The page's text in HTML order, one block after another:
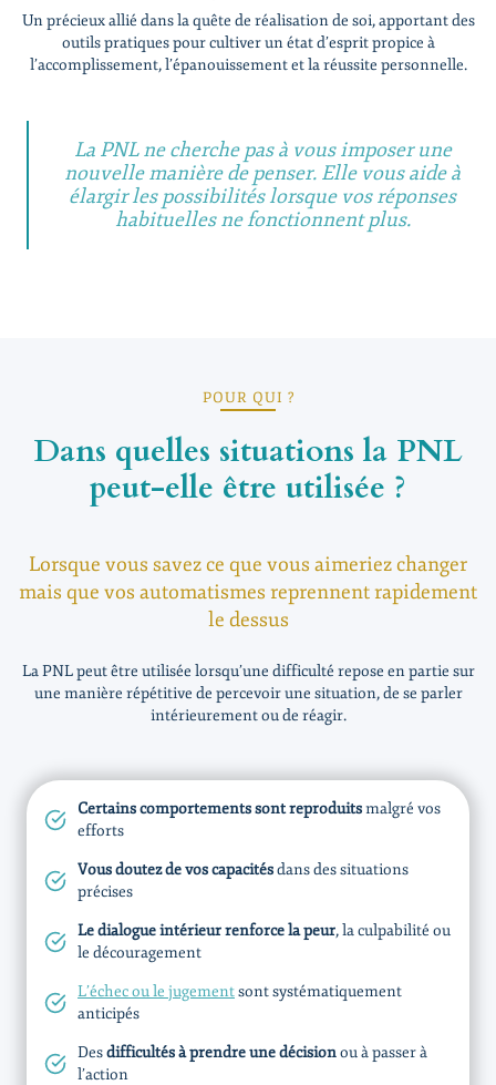
Un précieux allié dans la quête de réalisation de soi, apportant des
outils pratiques pour cultiver un état d’esprit propice à
l’accomplissement, l’épanouissement et la réussite personnelle.
La PNL ne cherche pas à vous imposer une
nouvelle manière de penser. Elle vous aide à
élargir les possibilités lorsque vos réponses
habituelles ne fonctionnent plus.
POUR QUI ?
Dans quelles situations la PNL
peut-elle être utilisée ?
Lorsque vous savez ce que vous aimeriez changer
mais que vos automatismes reprennent rapidement
le dessus
La PNL peut être utilisée lorsqu’une difficulté repose en partie sur
une manière répétitive de percevoir une situation, de se parler
intérieurement ou de réagir.
Certains comportements sont reproduitsmalgré vos
efforts
Vous doutez de vos capacitésdans des situations
précises
Le dialogue intérieur renforce la peur, la culpabilité ou
le découragement
L’échec ou le jugementsont systématiquement
anticipés
Desdifficultés à prendre une décisionou à passer à
l’action